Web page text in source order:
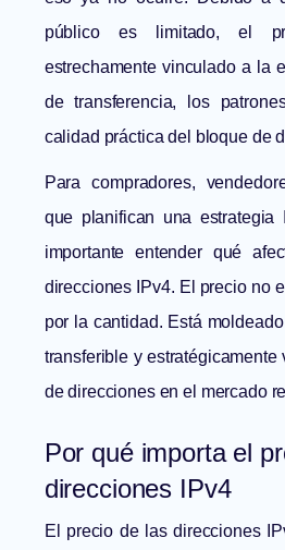
público es limitado, el
estrechamente vinculado a la
de transferencia, los
calidad práctica del bloque de
Para compradores,
que planifican una
importante entender qué
direcciones IPv4. El precio no
por la cantidad. Está
transferible y
de direcciones en el mercado
Por qué importa el
direcciones IPv4
El precio de las direcciones